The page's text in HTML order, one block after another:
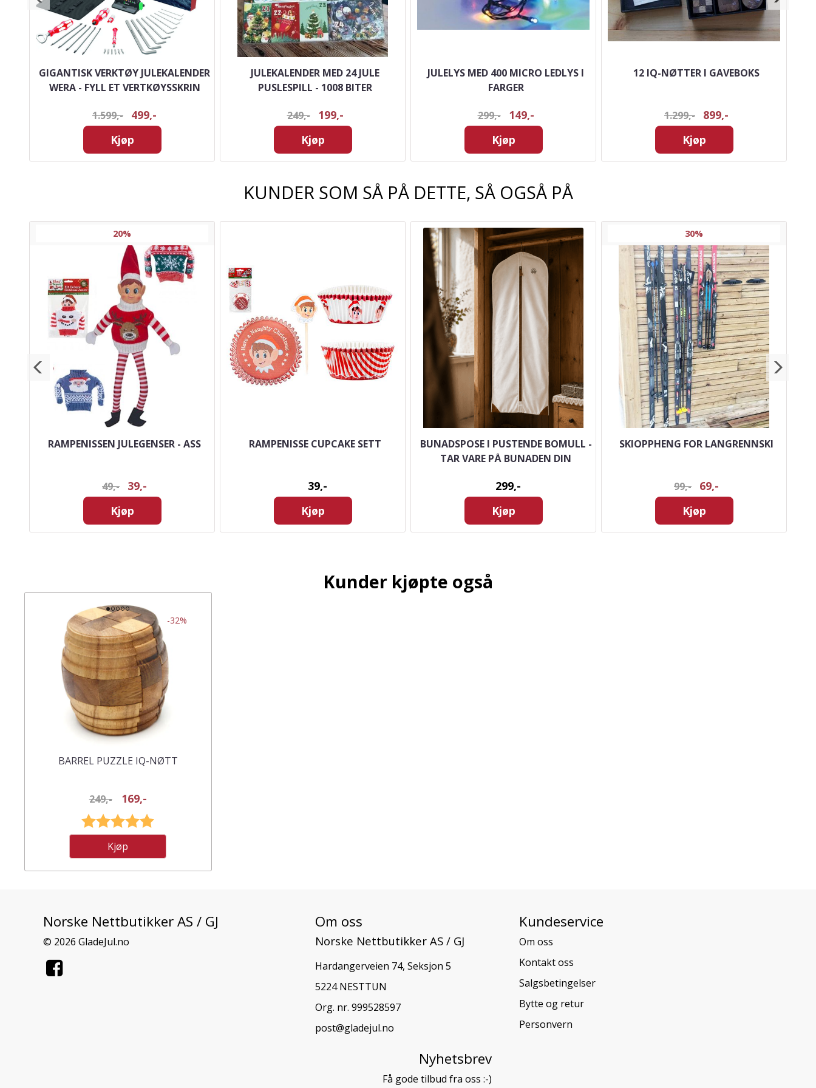
GIGANTISK VERKTØY JULEKALENDER
WERA - FYLL ET VERTKØYSSKRIN
1.599,-
499,-
Kjøp
JULEKALENDER MED 24 JULE
PUSLESPILL - 1008 BITER
249,-
199,-
Kjøp
JULELYS MED 400 MICRO LEDLYS I
FARGER
299,-
149,-
Kjøp
12 IQ-NØTTER I GAVEBOKS
1.299,-
899,-
Kjøp
KUNDER SOM SÅ PÅ DETTE, SÅ OGSÅ PÅ
20%
RAMPENISSEN JULEGENSER - ASS
49,-
39,-
Kjøp
RAMPENISSE CUPCAKE SETT
39,-
Kjøp
BUNADSPOSE I PUSTENDE BOMULL -
TAR VARE PÅ BUNADEN DIN
299,-
Kjøp
30%
SKIOPPHENG FOR LANGRENNSKI
99,-
69,-
Kjøp
Kunder kjøpte også
-32%
BARREL PUZZLE IQ-NØTT
249,- 169,-
Karakter:
Kjøp
Norske Nettbutikker AS / GJ
© 2026 GladeJul.no
Om oss
Norske Nettbutikker AS / GJ
Hardangerveien 74, Seksjon 5
5224 NESTTUN
Org. nr. 999528597
post@gladejul.no
Kundeservice
Om oss
Kontakt oss
Salgsbetingelser
Bytte og retur
Personvern
Nyhetsbrev
Få gode tilbud fra oss :-)